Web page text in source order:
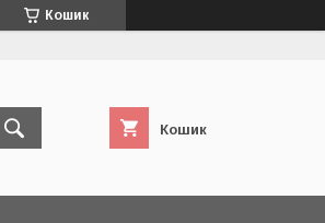
Кошик
Кошик